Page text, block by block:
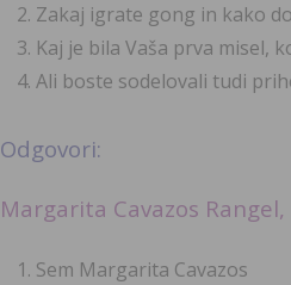
Zakaj igrate gong in kako
Kaj je bila Vaša prva misel,
Ali boste sodelovali tudi
Odgovori:
Margarita Cavazos
Sem Margarita Cavazos